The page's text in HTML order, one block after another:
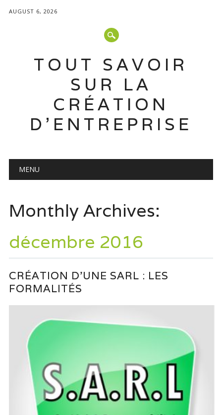
AUGUST 6, 2026
TOUT SAVOIR
SUR LA
CRÉATION
D'ENTREPRISE
Main menu
MENU
Monthly Archives:
décembre 2016
CRÉATION D’UNE SARL : LES
FORMALITÉS